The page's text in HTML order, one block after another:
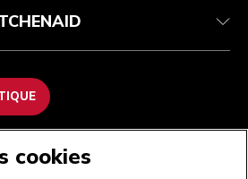
ACCEPTONS
cookies